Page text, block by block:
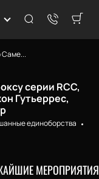
Саме...
серии RCC,
Гутьеррес,
единоборства
МЕРОПРИЯТИЯ